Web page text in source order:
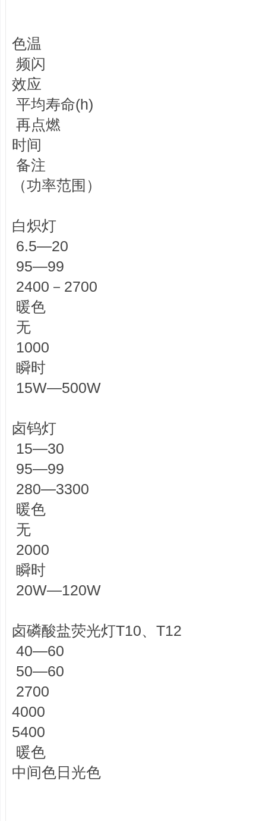
色温
频闪
效应
平均寿命(h)
再点燃
时间
备注
（功率范围）
白炽灯
6.5—20
95—99
2400－2700
暖色
无
1000
瞬时
15W—500W
卤钨灯
15—30
95—99
280—3300
暖色
无
2000
瞬时
20W—120W
卤磷酸盐荧光灯T10、T12
40—60
50—60
2700
4000
5400
暖色
中间色日光色